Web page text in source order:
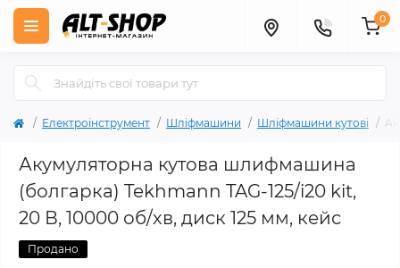
0
Електроінструмент Шліфмашини Шліфмашини кутові
Акумуляторна кутова шлифмашина
(болгарка) Tekhmann TAG-125/i20 kit,
20 В, 10000 об/хв, диск 125 мм, кейс
Продано